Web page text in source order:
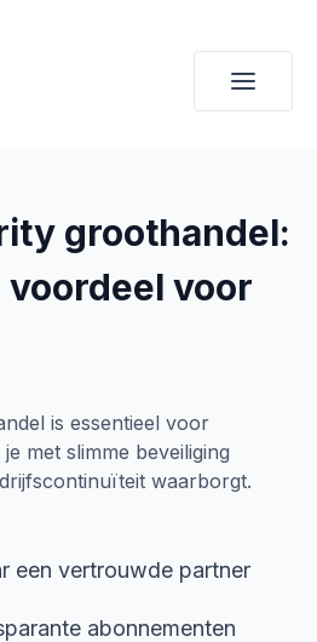
groothandel:
voor
is essentieel voor
met slimme beveiliging
waarborgt.
een vertrouwde partner
abonnementen